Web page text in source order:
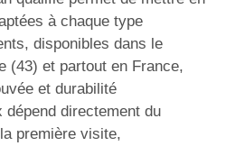
à chaque type
disponibles dans le
(43) et partout en France,
et durabilité
dépend directement du
première visite,